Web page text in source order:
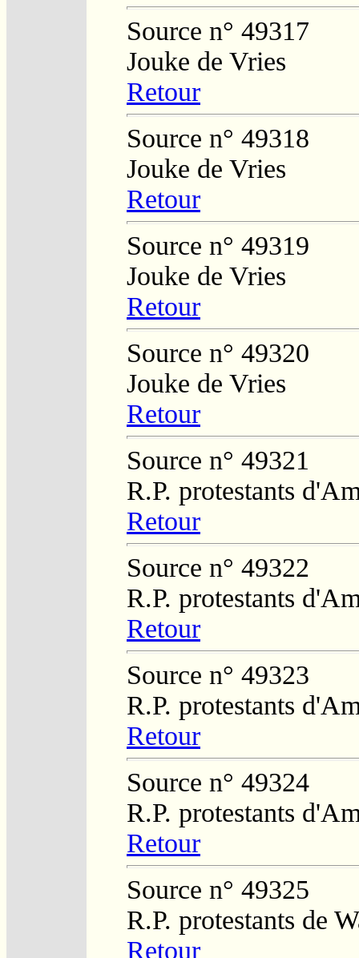
Source n° 49317
Jouke de Vries
Retour
Source n° 49318
Jouke de Vries
Retour
Source n° 49319
Jouke de Vries
Retour
Source n° 49320
Jouke de Vries
Retour
Source n° 49321
R.P. protestants
Retour
Source n° 49322
R.P. protestants
Retour
Source n° 49323
R.P. protestants
Retour
Source n° 49324
R.P. protestants
Retour
Source n° 49325
R.P. protestants de
Retour